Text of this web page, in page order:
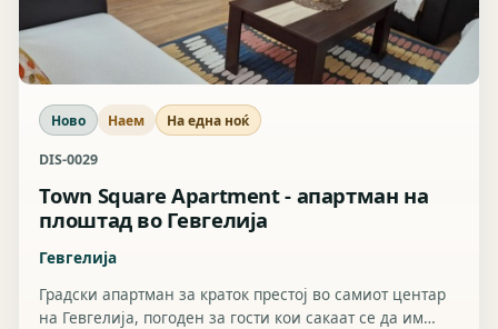
Ново Наем На една ноќ
DIS-0029
Town Square Apartment - апартман на
плоштад во Гевгелија
Гевгелија
Градски апартман за краток престој во самиот центар
на Гевгелија, погоден за гости кои сакаат се да им